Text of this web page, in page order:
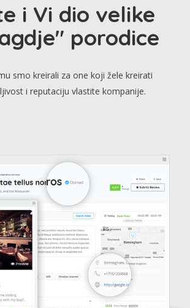
i Vi dio velike
porodice
smo kreirali za one koji žele kreirati
i reputaciju vlastite kompanije.